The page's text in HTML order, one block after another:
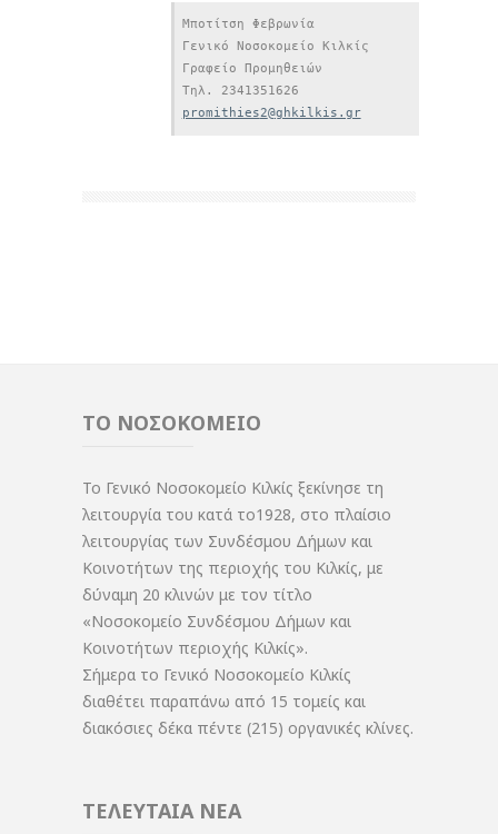
Μποτίτση Φεβρωνία
Γενικό Νοσοκομείο Κιλκίς
Γραφείο Προμηθειών
promithies2@ghkilkis.gr
ΤΟ ΝΟΣΟΚΟΜΕΙΟ
Το Γενικό Νοσοκομείο Κιλκίς ξεκίνησε τη
λειτουργία του κατά το1928, στο πλαίσιο
λειτουργίας των Συνδέσμου Δήμων και
Κοινοτήτων της περιοχής του Κιλκίς, με
δύναμη 20 κλινών με τον τίτλο
«Νοσοκομείο Συνδέσμου Δήμων και
Κοινοτήτων περιοχής Κιλκίς».
Σήμερα το Γενικό Νοσοκομείο Κιλκίς
διαθέτει παραπάνω από 15 τομείς και
διακόσιες δέκα πέντε (215) οργανικές κλίνες.
ΤΕΛΕΥΤΑΙΑ ΝΕΑ